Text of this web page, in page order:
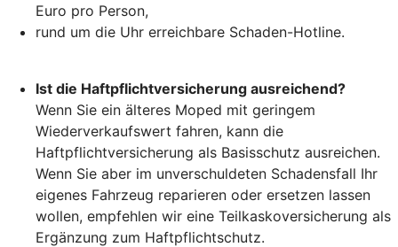
Euro pro Person,
rund um die Uhr erreichbare Schaden-Hotline.
Ist die Haftpflichtversicherung ausreichend?
Wenn Sie ein älteres Moped mit geringem
Wiederverkaufswert fahren, kann die
Haftpflichtversicherung als Basisschutz ausreichen.
Wenn Sie aber im unverschuldeten Schadensfall Ihr
eigenes Fahrzeug reparieren oder ersetzen lassen
wollen, empfehlen wir eine Teilkaskoversicherung als
Ergänzung zum Haftpflichtschutz.